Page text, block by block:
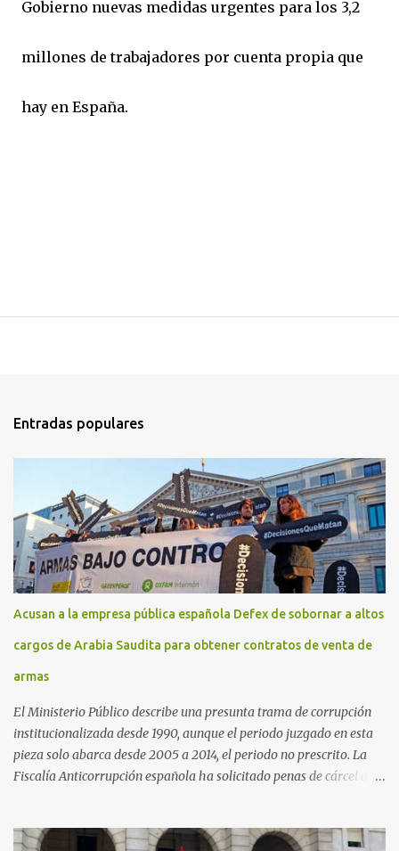
Gobierno nuevas medidas urgentes para los 3,2
millones de trabajadores por cuenta propia que
hay en España.
Entradas populares
Acusan a la empresa pública española Defex de sobornar a altos
cargos de Arabia Saudita para obtener contratos de venta de
armas
El Ministerio Público describe una presunta trama de corrupción
institucionalizada desde 1990, aunque el periodo juzgado en esta
pieza solo abarca desde 2005 a 2014, el periodo no prescrito. La
Fiscalía Anticorrupción española ha solicitado penas de cárcel de
Arabia Saudita a través de la empresa pública española Defex,